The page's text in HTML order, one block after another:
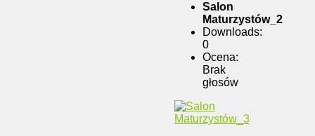
Salon
Maturzystów_2
Downloads:
0
Ocena:
Brak
głosów